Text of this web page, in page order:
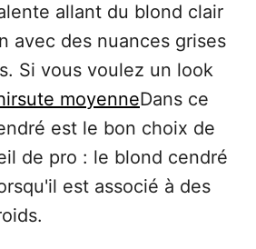
allant du blond clair
avec des nuances grises
Si vous voulez un look
moyenneDans ce
est le bon choix de
de pro : le blond cendré
est associé à des